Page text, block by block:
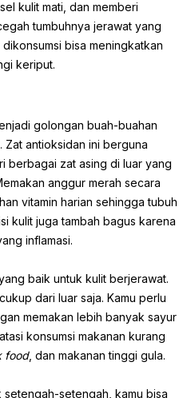
kulit mati, dan memberi
tumbuhnya jerawat yang
bisa meningkatkan
keriput.
golongan buah-buahan
antioksidan ini berguna
berbagai zat asing di luar yang
anggur merah secara
vitamin harian sehingga tubuh
kulit juga tambah bagus karena
inflamasi.
baik untuk kulit berjerawat.
dari luar saja. Kamu perlu
memakan lebih banyak sayur
konsumsi makanan kurang
food, dan makanan tinggi gula.
setengah, kamu bisa